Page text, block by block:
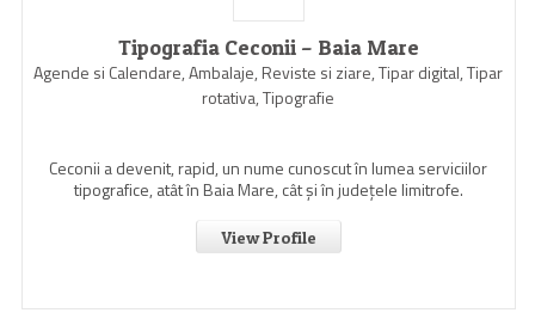
Tipografia Ceconii – Baia Mare
Agende si Calendare, Ambalaje, Reviste si ziare, Tipar digital, Tipar
rotativa, Tipografie
Ceconii a devenit, rapid, un nume cunoscut în lumea serviciilor
tipografice, atât în Baia Mare, cât şi în judeţele limitrofe.
View Profile